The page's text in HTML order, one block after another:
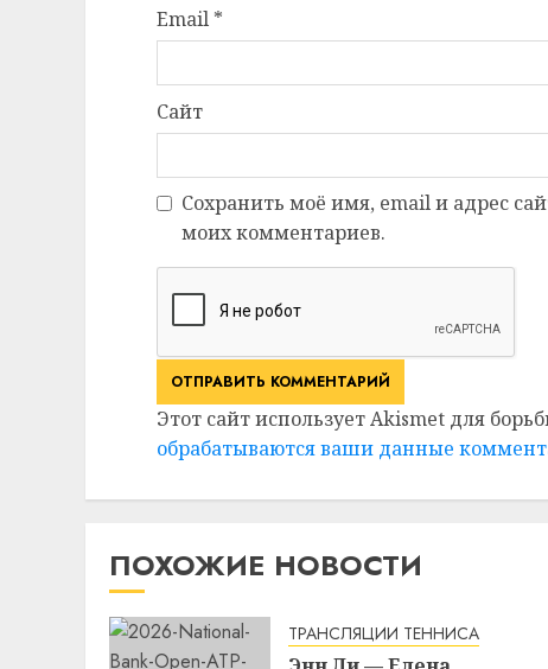
Email *
Сайт
Сохранить моё имя, email и адрес
моих комментариев.
Этот сайт использует Akismet для
обрабатываются ваши данные
ПОХОЖИЕ НОВОСТИ
ТРАНСЛЯЦИИ ТЕННИСА